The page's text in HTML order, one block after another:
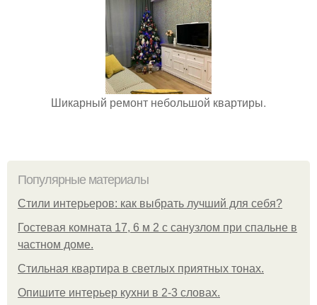
Шикарный ремонт небольшой квартиры.
Популярные материалы
Стили интерьеров: как выбрать лучший для себя?
Гостевая комната 17, 6 м 2 с санузлом при спальне в
частном доме.
Стильная квартира в светлых приятных тонах.
Опишите интерьер кухни в 2-3 словах.